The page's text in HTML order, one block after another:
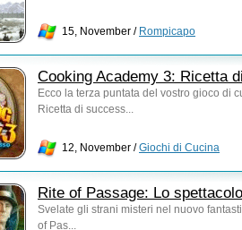
15, November / Rompicapo
Cooking Academy 3: Ricetta
Ecco la terza puntata del vostro gioco di
Ricetta di success...
12, November /Giochi di Cucina
Rite of Passage: Lo
Svelate gli strani misteri nel nuovo
of Pas...